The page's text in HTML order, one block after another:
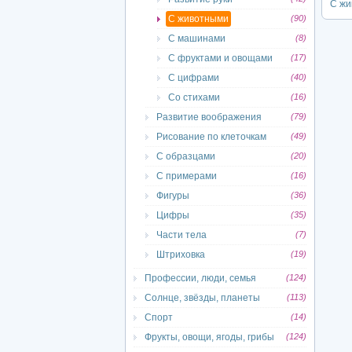
С животными (90)
С машинами (8)
С фруктами и овощами (17)
С цифрами (40)
Со стихами (16)
Развитие воображения (79)
Рисование по клеточкам (49)
С образцами (20)
С примерами (16)
Фигуры (36)
Цифры (35)
Части тела (7)
Штриховка (19)
Профессии, люди, семья (124)
Солнце, звёзды, планеты (113)
Спорт (14)
Фрукты, овощи, ягоды, грибы (124)
С